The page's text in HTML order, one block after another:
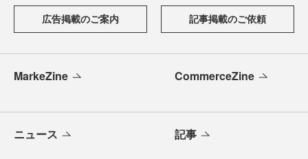
広告掲載のご案内 記事掲載のご依頼
MarkeZine CommerceZine
ニュース 記事